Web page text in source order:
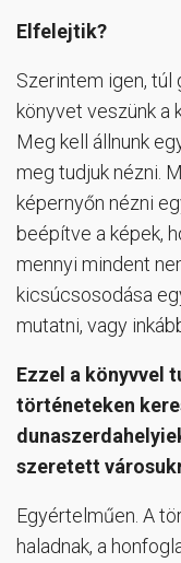
Elfelejtik?
Szerintem igen, túl
könyvet veszünk a
Meg kell állnunk
meg tudjuk nézni.
képernyőn nézni
beépítve a képek,
mennyi mindent
kicsúcsosodása
mutatni, vagy
Ezzel a könyvvel
történeteken
szeretett
Egyértelműen. A
haladnak, a